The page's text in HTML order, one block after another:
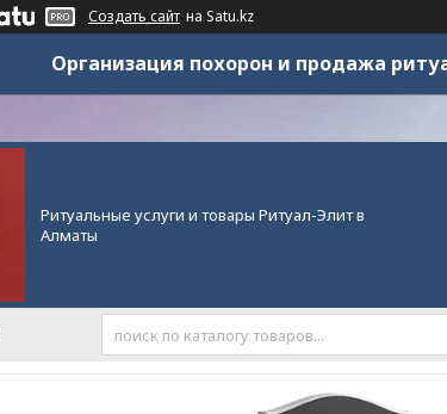
Создать сайт на Satu.kz
Организация похорон и продажа
Ритуальные услуги и товары Ритуал-Элит в
Алматы